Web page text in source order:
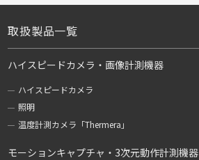
取扱製品一覧
ハイスピードカメラ・画像計測機器
ハイスピードカメラ
照明
温度計測カメラ「Thermera」
モーションキャプチャ・3次元動作計測機器